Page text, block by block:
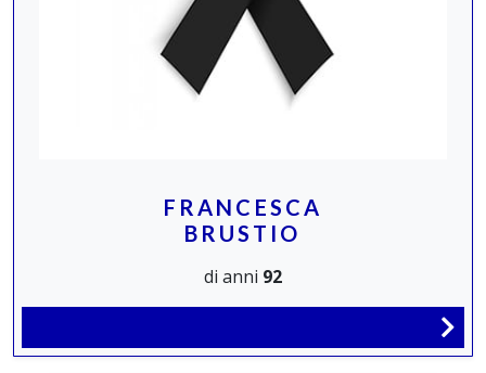
FRANCESCA
BRUSTIO
di anni 92